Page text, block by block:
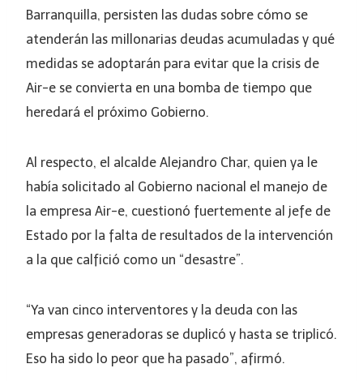
Barranquilla, persisten las dudas sobre cómo se
atenderán las millonarias deudas acumuladas y qué
medidas se adoptarán para evitar que la crisis de
Air-e se convierta en una bomba de tiempo que
heredará el próximo Gobierno.
Al respecto, el alcalde Alejandro Char, quien ya le
había solicitado al Gobierno nacional el manejo de
la empresa Air-e, cuestionó fuertemente al jefe de
Estado por la falta de resultados de la intervención
a la que calfició como un “desastre”.
“Ya van cinco interventores y la deuda con las
empresas generadoras se duplicó y hasta se triplicó.
Eso ha sido lo peor que ha pasado”, afirmó.